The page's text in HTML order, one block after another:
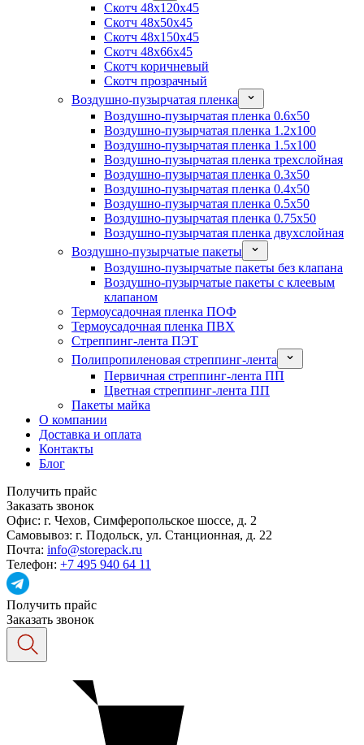
Скотч 48x120x45
Скотч 48x50x45
Скотч 48x150x45
Скотч 48x66x45
Скотч коричневый
Скотч прозрачный
Воздушно-пузырчатая пленка
Воздушно-пузырчатая пленка 0.6x50
Воздушно-пузырчатая пленка 1.2x100
Воздушно-пузырчатая пленка 1.5x100
Воздушно-пузырчатая пленка трехслойная
Воздушно-пузырчатая пленка 0.3x50
Воздушно-пузырчатая пленка 0.4x50
Воздушно-пузырчатая пленка 0.5x50
Воздушно-пузырчатая пленка 0.75x50
Воздушно-пузырчатая пленка двухслойная
Воздушно-пузырчатые пакеты
Воздушно-пузырчатые пакеты без клапана
Воздушно-пузырчатые пакеты с клеевым
клапаном
Термоусадочная пленка ПОФ
Термоусадочная пленка ПВХ
Стреппинг-лента ПЭТ
Полипропиленовая стреппинг-лента
Первичная стреппинг-лента ПП
Цветная стреппинг-лента ПП
Пакеты майка
О компании
Доставка и оплата
Контакты
Блог
Получить прайс
Заказать звонок
Офис: г. Чехов, Симферопольское шоссе, д. 2
Самовывоз: г. Подольск, ул. Станционная, д. 22
Почта: info@storepack.ru
Телефон: +7 495 940 64 11
Получить прайс
Заказать звонок